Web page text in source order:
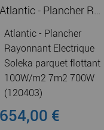
Atlantic - Plancher Rayonnant Electrique Soleka parquet flottant 100W/m2 7m2 700W (120403)
Atlantic - Plancher
Rayonnant Electrique
Soleka parquet flottant
100W/m2 7m2 700W
(120403)
654,00 €